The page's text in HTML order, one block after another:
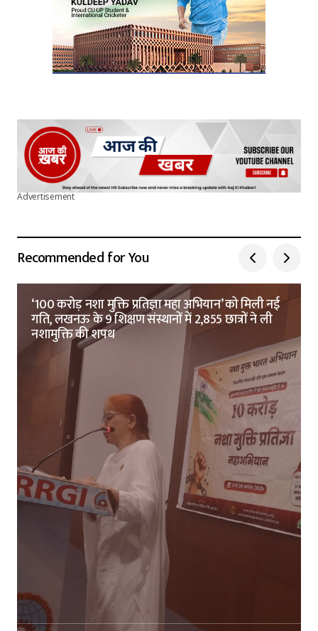
Advertisement
Recommended for You
‘100 करोड़ नशा मुक्ति प्रतिज्ञा महा अभियान’ को मिली नई
गति, लखनऊ के 9 शिक्षण संस्थानों में 2,855 छात्रों ने ली
नशामुक्ति की शपथ